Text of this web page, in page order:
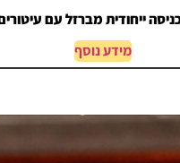
ייחודית מברזל עם
מידע נוסף